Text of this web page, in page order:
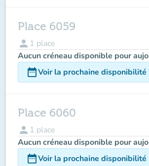
Place 6059
person 1 place
Aucun créneau disponible pour
date_rangeVoir la prochaine disponibilité
Place 6060
person 1 place
Aucun créneau disponible pour
date_rangeVoir la prochaine disponibilité